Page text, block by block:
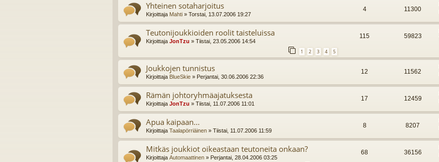
Yhteinen sotaharjoitus
Kirjoittaja Mahti » Torstai, 13.07.2006 19:27
4 11300
Teutonijoukkioiden roolit taisteluissa
Kirjoittaja JonTzu » Tiistai, 23.05.2006 14:54
1 2 3 4 5
115 59823
Joukkojen tunnistus
Kirjoittaja BlueSkie » Perjantai, 30.06.2006 22:36
12 11562
Rämän johtoryhmäajatuksesta
Kirjoittaja JonTzu » Tiistai, 11.07.2006 11:01
17 12459
Apua kaipaan...
Kirjoittaja Taalapörriäinen » Tiistai, 11.07.2006 11:59
8 8207
Mitkäs joukkiot oikeastaan teutoneita onkaan?
Kirjoittaja Automaattinen » Perjantai, 28.04.2006 03:25
68 36156